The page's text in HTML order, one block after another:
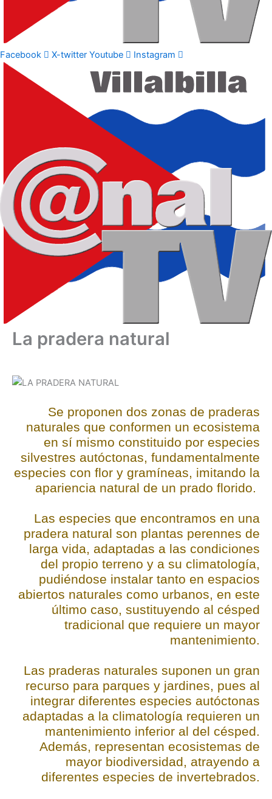
Facebook X-twitter Youtube Instagram
La pradera natural
Se proponen dos zonas de praderas
naturales que conformen un ecosistema
en sí mismo constituido por especies
silvestres autóctonas, fundamentalmente
especies con flor y gramíneas, imitando la
apariencia natural de un prado florido.
Las especies que encontramos en una
pradera natural son plantas perennes de
larga vida, adaptadas a las condiciones
del propio terreno y a su climatología,
pudiéndose instalar tanto en espacios
abiertos naturales como urbanos, en este
último caso, sustituyendo al césped
tradicional que requiere un mayor
mantenimiento.
Las praderas naturales suponen un gran
recurso para parques y jardines, pues al
integrar diferentes especies autóctonas
adaptadas a la climatología requieren un
mantenimiento inferior al del césped.
Además, representan ecosistemas de
mayor biodiversidad, atrayendo a
diferentes especies de invertebrados.